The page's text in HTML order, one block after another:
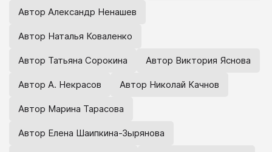
Автор Александр Ненашев
Автор Наталья Коваленко
Автор Татьяна Сорокина Автор Виктория Яснова
Автор А. Некрасов Автор Николай Качнов
Автор Марина Тарасова
Автор Елена Шаипкина-Зырянова